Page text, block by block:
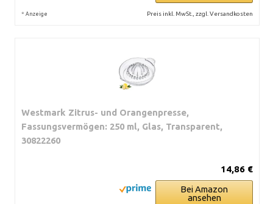
* Anzeige Preis inkl. MwSt., zzgl. Versandkosten
Westmark Zitrus- und Orangenpresse,
Fassungsvermögen: 250 ml, Glas, Transparent,
30822260
14,86 €
Bei Amazon
ansehen